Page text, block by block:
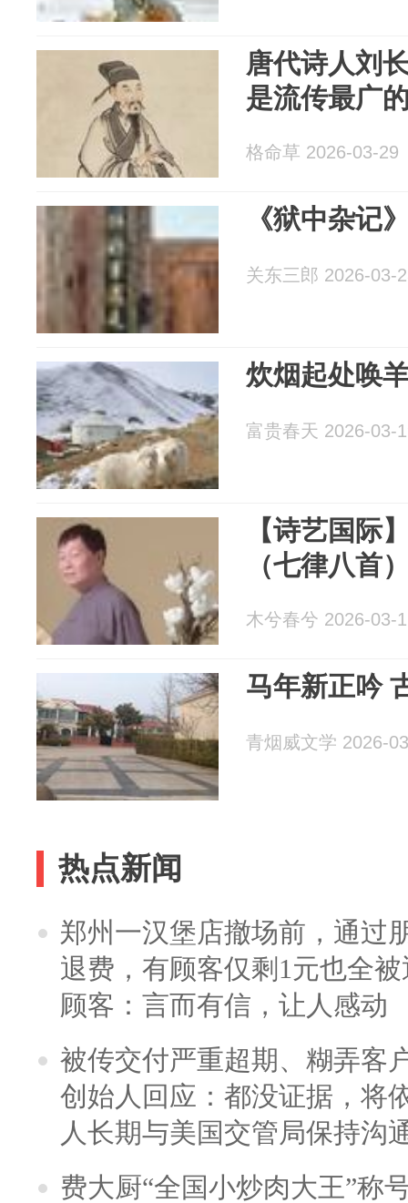
唐代诗人刘
是流传最广
格命草 2026-03-29
《狱中杂记
关东三郎 2026-03-
炊烟起处唤
富贵春天 2026-03-
【诗艺国际
（七律八首
木兮春兮 2026-03-
马年新正吟
青烟威文学 2026-
热点新闻
郑州一汉堡店撤场前，通过
退费，有顾客仅剩1元也全
顾客：言而有信，让人感动
被传交付严重超期、糊弄客
创始人回应：都没证据，将
人长期与美国交管局保持沟
费大厨“全国小炒肉大王”称